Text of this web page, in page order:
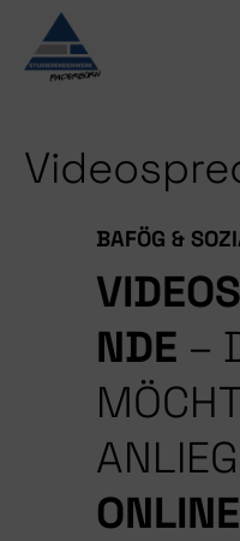
Inhalt
springen
BAFÖG &
NDE –
ONLINE